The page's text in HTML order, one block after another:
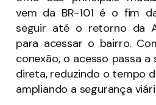
vem da BR-101 é o fim
seguir até o retorno da
para acessar o bairro.
conexão, o acesso passa
direta, reduzindo o tempo
ampliando a segurança